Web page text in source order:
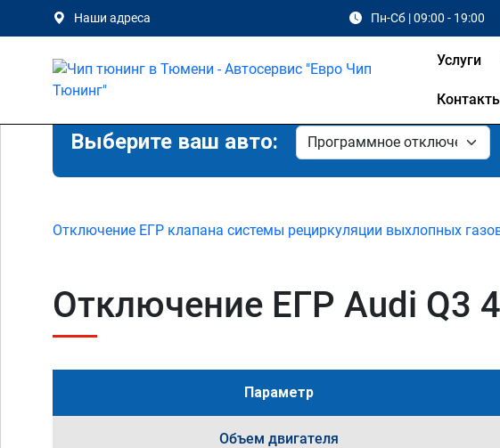
Наши адреса Пн-Сб | 09:00 - 19:00
Услуги
Выберите ваш авто:
Отключение ЕГР клапана системы рециркуляции выхлопных
Отключение ЕГР Audi Q3
Параметр
Объем двигателя